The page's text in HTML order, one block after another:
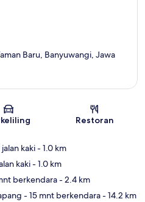
Baru, Banyuwangi, Jawa
Restoran
kaki- 1.0 km
kaki- 1.0 km
berkendara- 2.4 km
- 15 mnt berkendara- 14.2 km